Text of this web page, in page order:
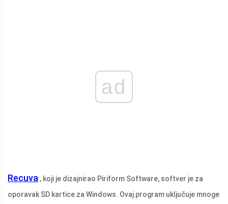
ad
Recuva , koji je dizajnirao Piriform Software, softver je za
oporavak SD kartice za Windows. Ovaj program uključuje mnoge